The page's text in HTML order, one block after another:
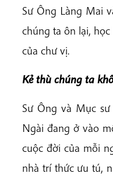
Sư Ông Làng Mai
chúng ta ôn lại,
của chư vị.
Kẻ thù chúng ta
Sư Ông và Mục
Ngài đang ở vào
cuộc đời của mỗi
nhà trí thức ưu tú,